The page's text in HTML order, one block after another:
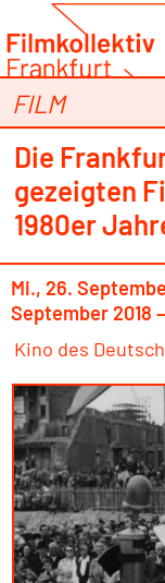
Inhalt
springen
FILM
Die
gezeigten
1980er
Mi., 26.
September 2018
Kino des